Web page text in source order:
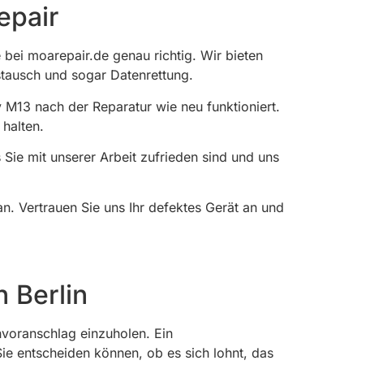
bei moarepair.de genau richtig. Wir bieten
und sogar Datenrettung.
nach der Reparatur wie neu funktioniert.
mit unserer Arbeit zufrieden sind und uns
Vertrauen Sie uns Ihr defektes Gerät an und
Berlin
einzuholen. Ein
entscheiden können, ob es sich lohnt, das